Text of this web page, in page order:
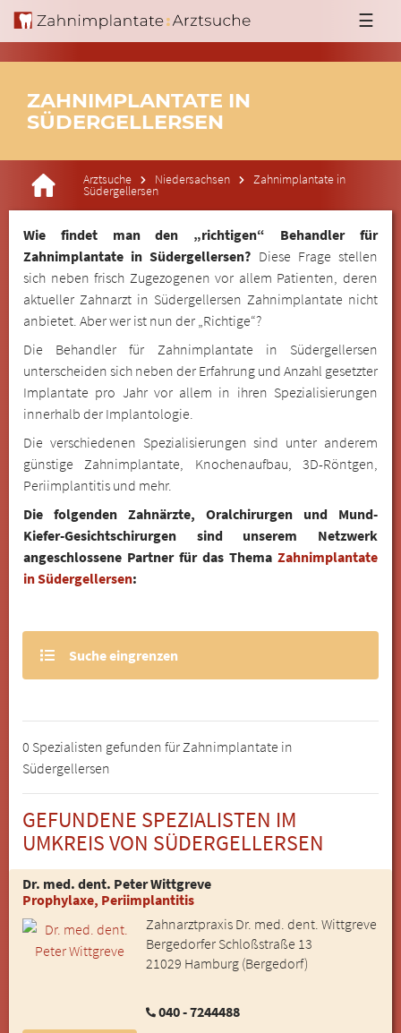
☰
ZAHNIMPLANTATE IN
SÜDERGELLERSEN
Arztsuche Niedersachsen Zahnimplantate in
Südergellersen
Wie findet man den „richtigen“ Behandler für
Zahnimplantate in Südergellersen? Diese Frage stellen
sich neben frisch Zugezogenen vor allem Patienten, deren
aktueller Zahnarzt in Südergellersen Zahnimplantate nicht
anbietet. Aber wer ist nun der „Richtige“?
Die Behandler für Zahnimplantate in Südergellersen
unterscheiden sich neben der Erfahrung und Anzahl gesetzter
Implantate pro Jahr vor allem in ihren Spezialisierungen
innerhalb der Implantologie.
Die verschiedenen Spezialisierungen sind unter anderem
günstige Zahnimplantate, Knochenaufbau, 3D-Röntgen,
Periimplantitis und mehr.
Die folgenden Zahnärzte, Oralchirurgen und Mund-
Kiefer-Gesichtschirurgen sind unserem Netzwerk
angeschlossene Partner für das Thema Zahnimplantate
in Südergellersen:
Suche eingrenzen
0 Spezialisten gefunden für Zahnimplantate in
Südergellersen
GEFUNDENE SPEZIALISTEN IM
UMKREIS VON SÜDERGELLERSEN
Dr. med. dent. Peter Wittgreve
Prophylaxe, Periimplantitis
Zahnarztpraxis Dr. med. dent. Wittgreve
Bergedorfer Schloßstraße 13
21029 Hamburg (Bergedorf)
040 - 7244488